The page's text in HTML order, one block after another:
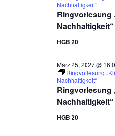
Ringvorlesung
Nachhaltigkeit“
Nachhaltigkeit“
HGB 20
Ringvorlesung
Nachhaltigkeit“
März 25, 2027 @
Ringvorlesung
Nachhaltigkeit“
HGB 20